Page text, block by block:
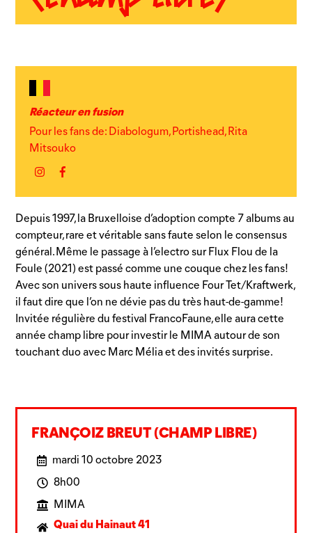
Réacteur en fusion
Pour les fans de: Diabologum, Portishead, Rita
Mitsouko
InstagramFacebook
Depuis 1997, la Bruxelloise d’adoption compte 7 albums au
compteur, rare et véritable sans faute selon le consensus
général. Même le passage à l’electro sur Flux Flou de la
Foule (2021) est passé comme une couque chez les fans!
Avec son univers sous haute influence Four Tet/Kraftwerk,
il faut dire que l’on ne dévie pas du très haut-de-gamme!
Invitée régulière du festival FrancoFaune, elle aura cette
année champ libre pour investir le MIMA autour de son
touchant duo avec Marc Mélia et des invités surprise.
FRANÇOIZ BREUT (CHAMP LIBRE)
mardi 10 octobre 2023
8h00
MIMA
Quai du Hainaut 41